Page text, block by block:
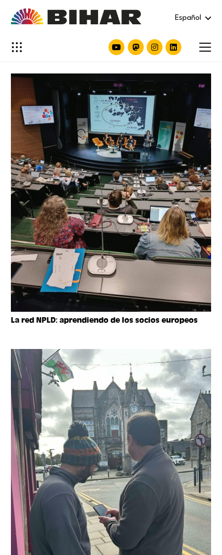
Español
La red NPLD: aprendiendo de los socios europeos